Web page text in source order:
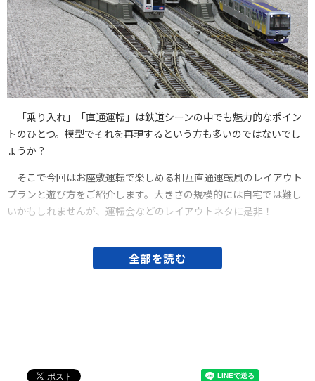
「乗り入れ」「直通運転」は鉄道シーンの中でも魅力的なポイン
トのひとつ。模型でそれを再現するという方も多いのではないでし
ょうか？
そこで今回はお座敷運転で楽しめる相互直通運転風のレイアウト
プランと遊び方をご紹介します。大きさの規模的には自宅では難し
いかもしれませんが、運転会などのレイアウトネタに是非！
全部を読む